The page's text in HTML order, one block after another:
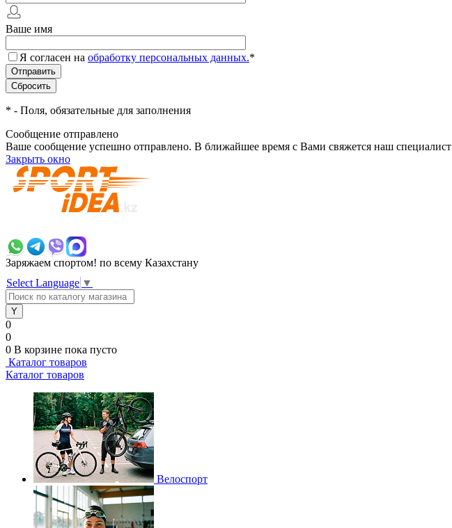
Ваше имя
Я согласен на обработку персональных данных.*
* - Поля, обязательные для заполнения
Сообщение отправлено
Ваше сообщение успешно отправлено. В ближайшее время с Вами свяжется наш специалист
Закрыть окно
Заряжаем спортом! по всему Казахстану
Select Language ▼
0
0
0 В корзине пока пусто
Каталог товаров
Каталог товаров
Велоспорт